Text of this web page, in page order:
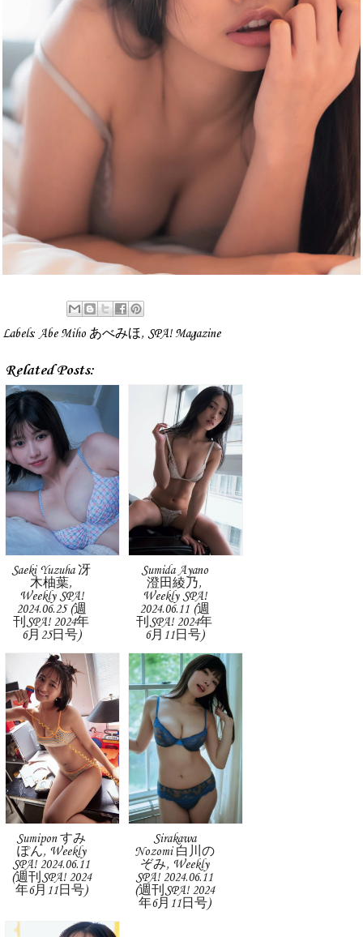
Labels: Abe Miho あべみほ, SPA! Magazine
Related Posts:
Saeki Yuzuha 冴
木柚葉,
Weekly SPA!
2024.06.25 (週
刊SPA! 2024年
6月25日号)
Sumida Ayano
澄田綾乃,
Weekly SPA!
2024.06.11 (週
刊SPA! 2024年
6月11日号)
Sumipon すみ
ぽん, Weekly
SPA! 2024.06.11
(週刊SPA! 2024
年6月11日号)
Sirakawa
Nozomi 白川の
ぞみ, Weekly
SPA! 2024.06.11
(週刊SPA! 2024
年6月11日号)